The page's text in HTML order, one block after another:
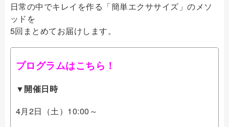
日常の中でキレイを作る「簡単エクササイズ」のメソ
ッドを
5回まとめてお届けします。
プログラムはこちら！
▼開催日時
4月2日（土）10:00～